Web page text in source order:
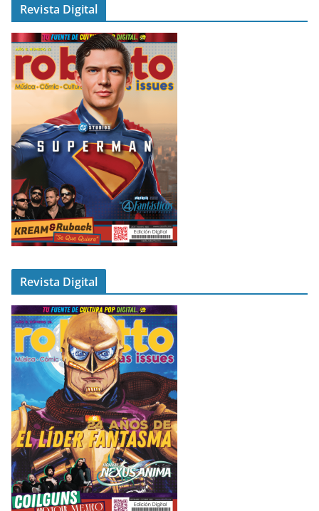
Revista Digital
Revista Digital